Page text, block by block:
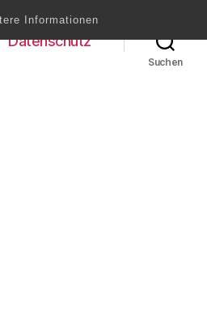
Informationen
Datenschutz
Suchen